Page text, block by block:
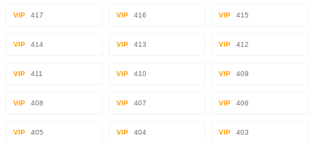
VIP 417 VIP 416 VIP 415
VIP 414 VIP 413 VIP 412
VIP 411 VIP 410 VIP 409
VIP 408 VIP 407 VIP 406
VIP 405 VIP 404 VIP 403